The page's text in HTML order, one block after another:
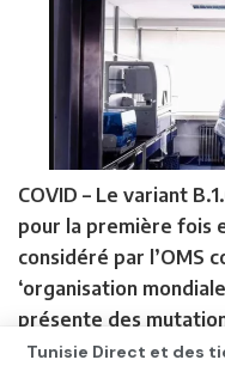
COVID – Le variant
pour la première fois
considéré par l’OMS
‘organisation
présente des
risque d’«
Tunisie Direct et des